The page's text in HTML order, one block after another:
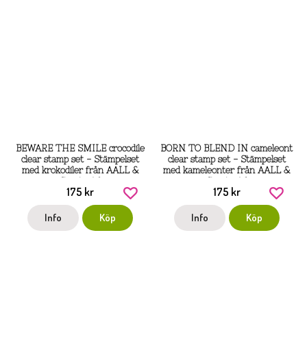
BEWARE THE SMILE crocodile
clear stamp set - Stämpelset
med krokodiler från AALL &
Create A6
175 kr
Info Köp
BORN TO BLEND IN cameleont
clear stamp set - Stämpelset
med kameleonter från AALL &
Create A6
175 kr
Info Köp